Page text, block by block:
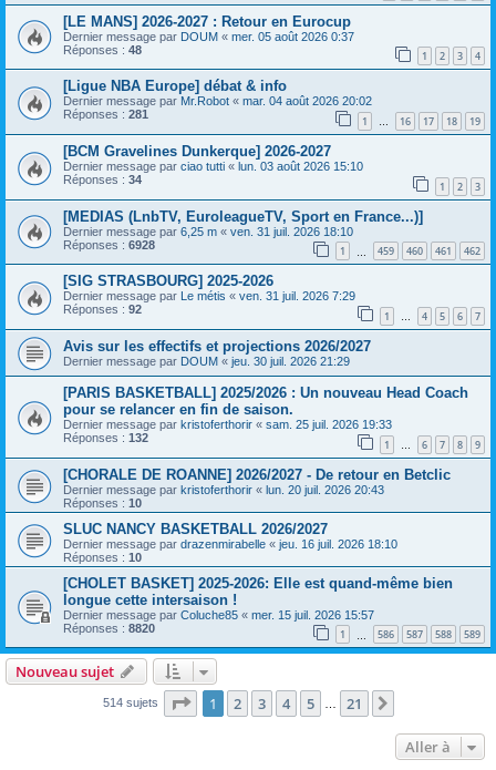
[LE MANS] 2026-2027 : Retour en Eurocup
Dernier message par DOUM « mer. 05 août 2026 0:37
Réponses : 48 1 2 3 4
[Ligue NBA Europe] débat & info
Dernier message par Mr.Robot « mar. 04 août 2026 20:02
Réponses : 281 1 … 16 17 18 19
[BCM Gravelines Dunkerque] 2026-2027
Dernier message par ciao tutti « lun. 03 août 2026 15:10
Réponses : 34 1 2 3
[MEDIAS (LnbTV, EuroleagueTV, Sport en France...)]
Dernier message par 6,25 m « ven. 31 juil. 2026 18:10
Réponses : 6928 1 459 460 461 462
[SIG STRASBOURG] 2025-2026
Dernier message par Le métis « ven. 31 juil. 2026 7:29
Réponses : 92 1 … 4 5 6 7
Avis sur les effectifs et projections 2026/2027
Dernier message par DOUM « jeu. 30 juil. 2026 21:29
[PARIS BASKETBALL] 2025/2026 : Un nouveau Head Coach
pour se relancer en fin de saison.
Dernier message par kristoferthorir « sam. 25 juil. 2026 19:33
Réponses : 132 1 … 6 7 8 9
[CHORALE DE ROANNE] 2026/2027 - De retour en Betclic
Dernier message par kristoferthorir « lun. 20 juil. 2026 20:43
Réponses : 10
SLUC NANCY BASKETBALL 2026/2027
Dernier message par drazenmirabelle « jeu. 16 juil. 2026 18:10
Réponses : 10
[CHOLET BASKET] 2025-2026: Elle est quand-même bien
longue cette intersaison !
Dernier message par Coluche85 « mer. 15 juil. 2026 15:57
Réponses : 8820 1 586 587 588 589
Nouveau sujet
514 sujets Page 1sur21
1 2 3 4 5 21
Aller à